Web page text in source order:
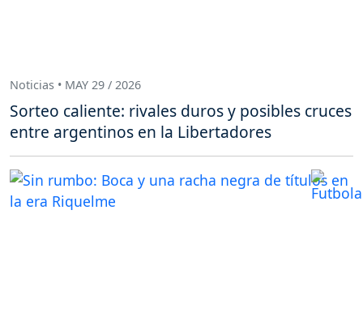
Noticias • MAY 29 / 2026
Sorteo caliente: rivales duros y posibles cruces
entre argentinos en la Libertadores